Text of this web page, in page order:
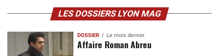
LES DOSSIERS LYON MAG
DOSSIER Le mois dernier
Affaire Roman Abreu